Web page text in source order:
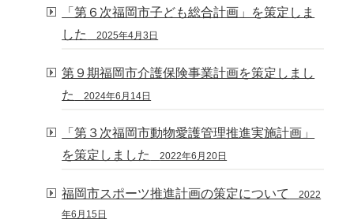
「第６次福岡市子ども総合計画」を策定しま
した
2025年4月3日
第９期福岡市介護保険事業計画を策定しまし
た
2024年6月14日
「第３次福岡市動物愛護管理推進実施計画」
を策定しました
2022年6月20日
福岡市スポーツ推進計画の策定について 2022
年6月15日